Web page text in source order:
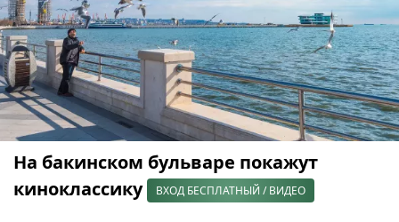
На бакинском бульваре покажут
киноклассику
ВХОД БЕСПЛАТНЫЙ / ВИДЕО